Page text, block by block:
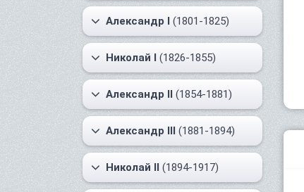
Александр I (1801-1825)
Николай I (1826-1855)
Александр II (1854-1881)
Александр III (1881-1894)
Николай II (1894-1917)